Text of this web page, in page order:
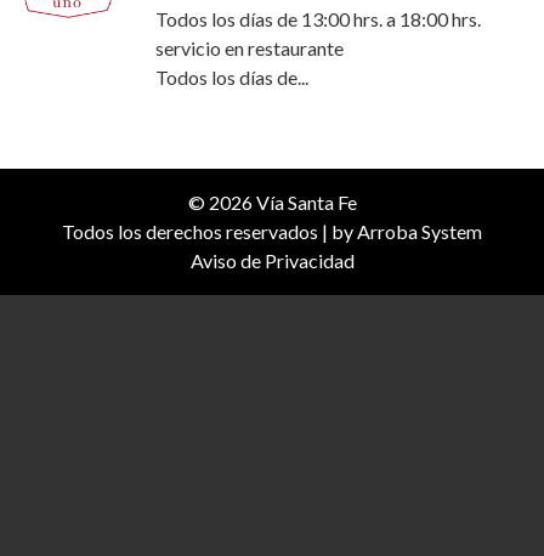
Todos los días de 13:00 hrs. a 18:00 hrs.
servicio en restaurante
Todos los días de...
© 2026 Vía Santa Fe
Todos los derechos reservados | byArroba System
Aviso de Privacidad